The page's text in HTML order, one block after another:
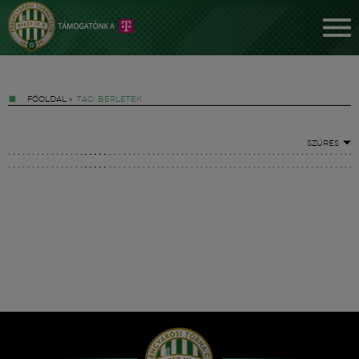
FŐOLDAL » TAG: BÉRLETEK
SZŰRÉS
Hírek